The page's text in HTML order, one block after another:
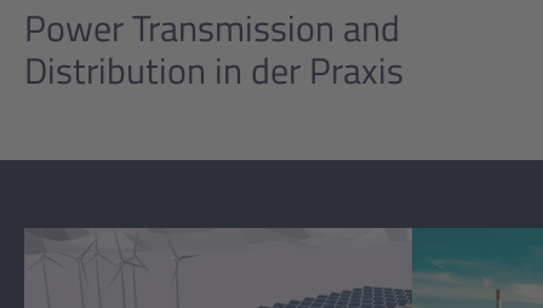
Power Transmission and
Distribution in der Praxis